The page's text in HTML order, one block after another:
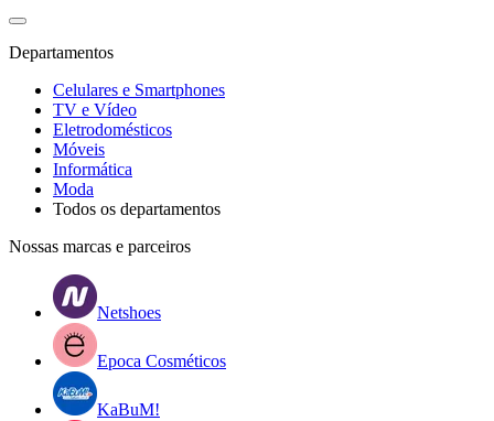
Departamentos
Celulares e Smartphones
TV e Vídeo
Eletrodomésticos
Móveis
Informática
Moda
Todos os departamentos
Nossas marcas e parceiros
Netshoes
Epoca Cosméticos
KaBuM!